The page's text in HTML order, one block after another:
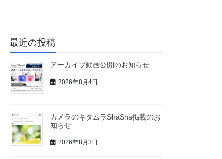
最近の投稿
アーカイブ動画公開のお知らせ
2026年8月4日
カメラのキタムラShaSha掲載のお
知らせ
2026年8月3日